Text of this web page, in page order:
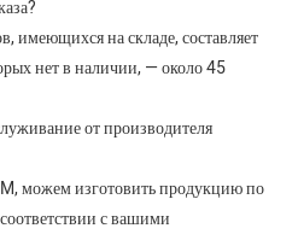
имеющихся на складе, составляет
нет в наличии, — около 45
от производителя
можем изготовить продукцию по
с вашими